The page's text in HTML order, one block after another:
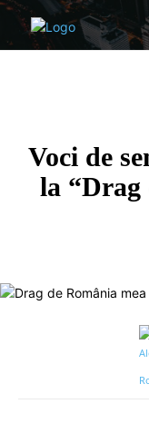
Voci de
la “Drag